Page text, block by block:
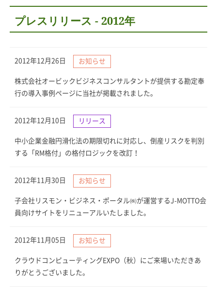
プレスリリース - 2012年
2012年12月26日 お知らせ
株式会社オービックビジネスコンサルタントが提供する勘定奉
行の導入事例ページに当社が掲載されました。
2012年12月10日 リリース
中小企業金融円滑化法の期限切れに対応し、倒産リスクを判別
する「RM格付」の格付ロジックを改訂！
2012年11月30日 お知らせ
子会社リスモン・ビジネス・ポータル㈱が運営するJ-MOTTO会
員向けサイトをリニューアルいたしました。
2012年11月05日 お知らせ
クラウドコンピューティングEXPO（秋）にご来場いただきあ
りがとうございました。